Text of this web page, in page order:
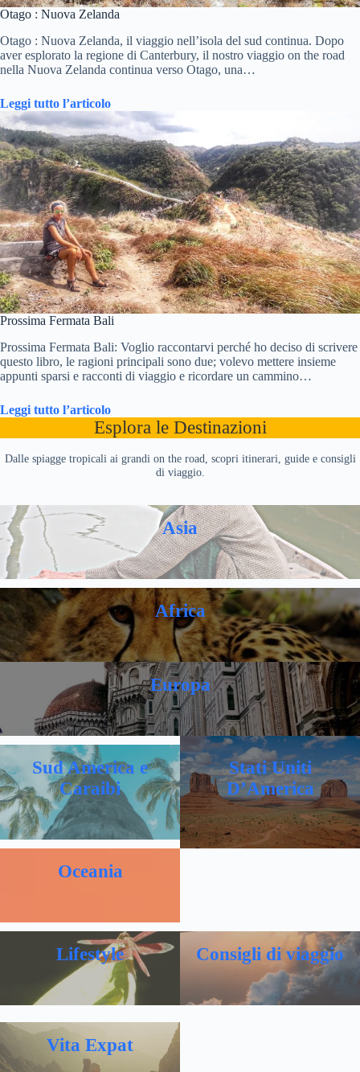
Otago : Nuova Zelanda
Otago : Nuova Zelanda, il viaggio nell’isola del sud continua. Dopo
aver esplorato la regione di Canterbury, il nostro viaggio on the road
nella Nuova Zelanda continua verso Otago, una…
Leggi tutto l’articolo
Prossima Fermata Bali
Prossima Fermata Bali: Voglio raccontarvi perché ho deciso di scrivere
questo libro, le ragioni principali sono due; volevo mettere insieme
appunti sparsi e racconti di viaggio e ricordare un cammino…
Leggi tutto l’articolo
Esplora le Destinazioni
Dalle spiagge tropicali ai grandi on the road, scopri itinerari, guide e consigli
di viaggio.
Asia
Africa
Europa
Sud America e
Caraibi
Stati Uniti
D’America
Oceania
Lifestyle Consigli di viaggio
Vita Expat